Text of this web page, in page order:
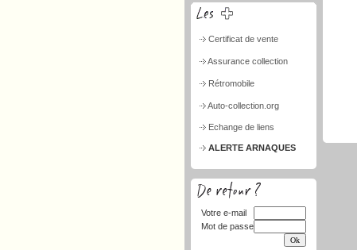
Certificat de vente
Assurance collection
Rétromobile
Auto-collection.org
Echange de liens
ALERTE ARNAQUES
Votre e-mail
Mot de passe